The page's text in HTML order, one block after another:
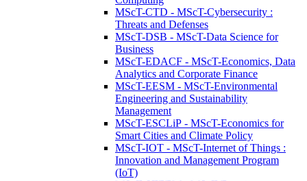
MScT-CTD - MScT-Cybersecurity :
Threats and Defenses
MScT-DSB - MScT-Data Science for
Business
MScT-EDACF - MScT-Economics, Data
Analytics and Corporate Finance
MScT-EESM - MScT-Environmental
Engineering and Sustainability
Management
MScT-ESCLiP - MScT-Economics for
Smart Cities and Climate Policy
MScT-IOT - MScT-Internet of Things :
Innovation and Management Program
(IoT)